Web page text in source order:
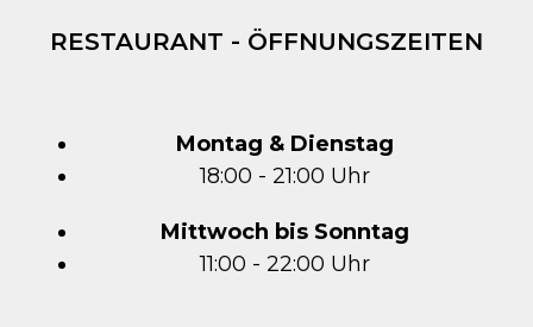
RESTAURANT - ÖFFNUNGSZEITEN
Montag & Dienstag
18:00 - 21:00 Uhr
Mittwoch bis Sonntag
11:00 - 22:00 Uhr